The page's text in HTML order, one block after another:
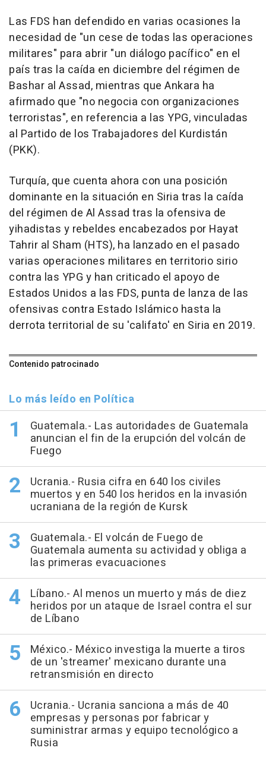
Las FDS han defendido en varias ocasiones la
necesidad de "un cese de todas las operaciones
militares" para abrir "un diálogo pacífico" en el
país tras la caída en diciembre del régimen de
Bashar al Assad, mientras que Ankara ha
afirmado que "no negocia con organizaciones
terroristas", en referencia a las YPG, vinculadas
al Partido de los Trabajadores del Kurdistán
(PKK).
Turquía, que cuenta ahora con una posición
dominante en la situación en Siria tras la caída
del régimen de Al Assad tras la ofensiva de
yihadistas y rebeldes encabezados por Hayat
Tahrir al Sham (HTS), ha lanzado en el pasado
varias operaciones militares en territorio sirio
contra las YPG y han criticado el apoyo de
Estados Unidos a las FDS, punta de lanza de las
ofensivas contra Estado Islámico hasta la
derrota territorial de su 'califato' en Siria en 2019.
Contenido patrocinado
Lo más leído en Política
Guatemala.- Las autoridades de Guatemala
anuncian el fin de la erupción del volcán de
Fuego
Ucrania.- Rusia cifra en 640 los civiles
muertos y en 540 los heridos en la invasión
ucraniana de la región de Kursk
Guatemala.- El volcán de Fuego de
Guatemala aumenta su actividad y obliga a
las primeras evacuaciones
Líbano.- Al menos un muerto y más de diez
heridos por un ataque de Israel contra el sur
de Líbano
México.- México investiga la muerte a tiros
de un 'streamer' mexicano durante una
retransmisión en directo
Ucrania.- Ucrania sanciona a más de 40
empresas y personas por fabricar y
suministrar armas y equipo tecnológico a
Rusia